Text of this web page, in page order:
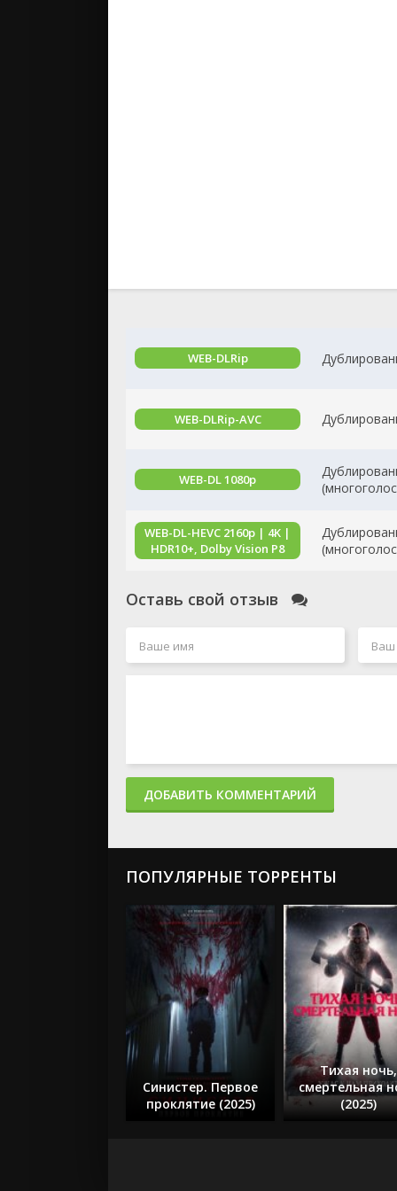
WEB-DLRip
WEB-DLRip-AVC
WEB-DL 1080p
WEB-DL-HEVC 2160p | 4K |
HDR10+, Dolby Vision P8
Оставь свой отзыв
ДОБАВИТЬ КОММЕНТАРИЙ
ПОПУЛЯРНЫЕ ТОРРЕНТЫ
Синистер. Первое
проклятие (2025)
Тихая ночь,
смертельная
(2025)